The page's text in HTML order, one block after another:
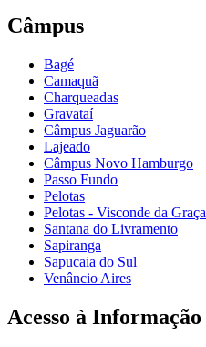
Câmpus
Bagé
Camaquã
Charqueadas
Gravataí
Câmpus Jaguarão
Lajeado
Câmpus Novo Hamburgo
Passo Fundo
Pelotas
Pelotas - Visconde da Graça
Santana do Livramento
Sapiranga
Sapucaia do Sul
Venâncio Aires
Acesso à Informação